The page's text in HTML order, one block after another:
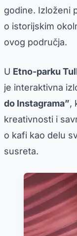
godine. Izloženi
o istorijskim
ovog područja.
U Etno-parku
je interaktivna
do Instagrama”,
kreativnosti i
o kafi kao delu
susreta.